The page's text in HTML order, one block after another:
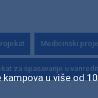
u više od
Medicinski
za spasavanje u